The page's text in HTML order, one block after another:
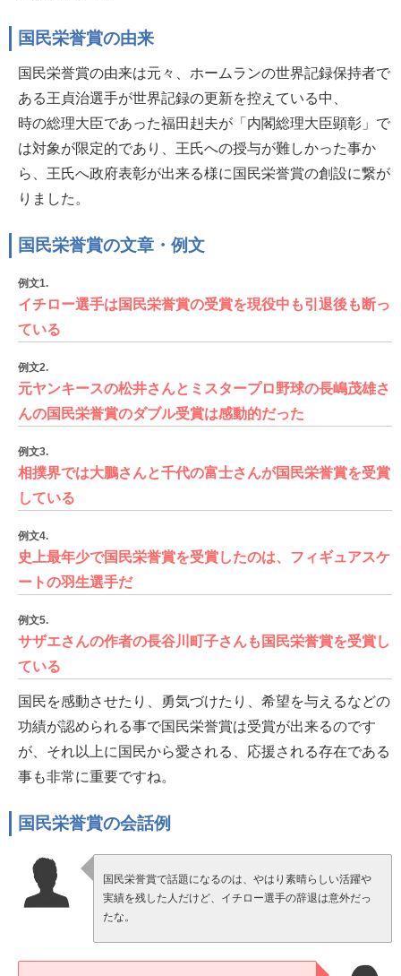
国民栄誉賞の由来
国民栄誉賞の由来は元々、ホームランの世界記録保持者で
ある王貞治選手が世界記録の更新を控えている中、
時の総理大臣であった福田赳夫が「内閣総理大臣顕彰」で
は対象が限定的であり、王氏への授与が難しかった事か
ら、王氏へ政府表彰が出来る様に国民栄誉賞の創設に繋が
りました。
国民栄誉賞の文章・例文
例文1.
イチロー選手は国民栄誉賞の受賞を現役中も引退後も断っ
ている
例文2.
元ヤンキースの松井さんとミスタープロ野球の長嶋茂雄さ
んの国民栄誉賞のダブル受賞は感動的だった
例文3.
相撲界では大鵬さんと千代の富士さんが国民栄誉賞を受賞
している
例文4.
史上最年少で国民栄誉賞を受賞したのは、フィギュアスケ
ートの羽生選手だ
例文5.
サザエさんの作者の長谷川町子さんも国民栄誉賞を受賞し
ている
国民を感動させたり、勇気づけたり、希望を与えるなどの
功績が認められる事で国民栄誉賞は受賞が出来るのです
が、それ以上に国民から愛される、応援される存在である
事も非常に重要ですね。
国民栄誉賞の会話例
国民栄誉賞で話題になるのは、やはり素晴らしい活躍や
実績を残した人だけど、イチロー選手の辞退は意外だっ
たな。